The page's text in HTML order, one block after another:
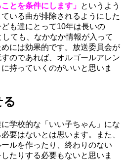
とを条件にします」 というよう
いる曲が排除されるようにした
も達にとって10年は長いの
ても、なかなか情報が入って
には効果的です。放送委員会が
のであれば、 オルゴールアレン
持っていくのがいいと思いま
学校的な「いい子ちゃん」にな
要はないとは思います。また、
ルを作ったり、終わりのない
たりする必要もないと思いま